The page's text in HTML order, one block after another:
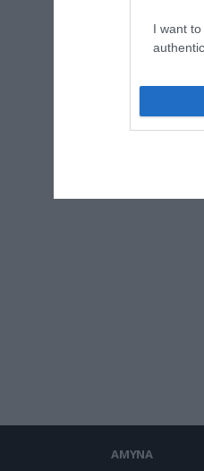
I want
ΑΜΥΝΑ